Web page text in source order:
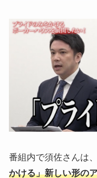
番組内で須佐さんは
かける」新しい形の